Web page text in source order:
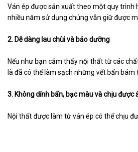
Ván ép được sản xuất theo một quy trình
nhiều năm sử dụng chúng vẫn giữ được
2. Dễ dàng lau chùi và bảo dưỡng
Nếu như bạn cảm thấy nội thất từ các
là đã có thể làm sạch những vết bẩn
3. Không dính bẩn, bạc màu và chịu được
Nội thất được làm từ ván ép có thể chịu